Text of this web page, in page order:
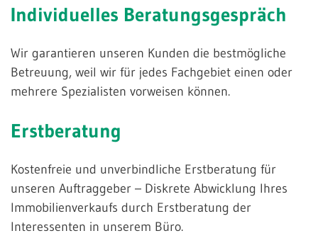
Individuelles Beratungsgespräch
Wir garantieren unseren Kunden die bestmögliche
Betreuung, weil wir für jedes Fachgebiet einen oder
mehrere Spezialisten vorweisen können.
Erstberatung
Kostenfreie und unverbindliche Erstberatung für
unseren Auftraggeber – Diskrete Abwicklung Ihres
Immobilienverkaufs durch Erstberatung der
Interessenten in unserem Büro.